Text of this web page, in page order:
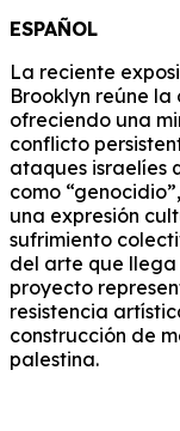
ESPAÑOL
La reciente
Brooklyn reúne
ofreciendo una
conflicto
ataques israelíes
como
una expresión
sufrimiento
del arte que llega
proyecto
resistencia
construcción de
palestina.